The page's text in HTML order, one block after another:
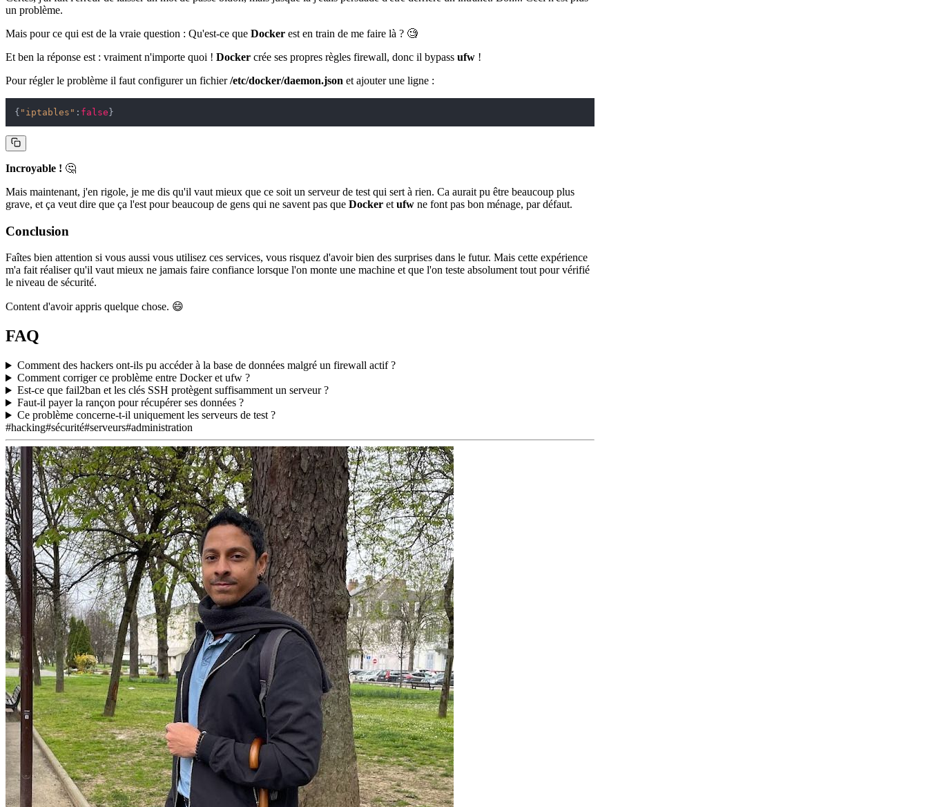
un problème.
Mais pour ce qui est de la vraie question : Qu'est-ce que Docker est en train de me faire là ? 🧐
Et ben la réponse est : vraiment n'importe quoi ! Docker crée ses propres règles firewall, donc il bypass ufw !
Pour régler le problème il faut configurer un fichier/etc/docker/daemon.json et ajouter une ligne :
{ "iptables" : false }
Incroyable ! 🤔
Mais maintenant, j'en rigole, je me dis qu'il vaut mieux que ce soit un serveur de test qui sert à rien. Ca aurait pu être beaucoup plus
grave, et ça veut dire que ça l'est pour beaucoup de gens qui ne savent pas que Docker et ufw ne font pas bon ménage, par défaut.
Conclusion
Faîtes bien attention si vous aussi vous utilisez ces services, vous risquez d'avoir bien des surprises dans le futur. Mais cette expérience
m'a fait réaliser qu'il vaut mieux ne jamais faire confiance lorsque l'on monte une machine et que l'on teste absolument tout pour vérifié
le niveau de sécurité.
Content d'avoir appris quelque chose. 😄
FAQ
Comment des hackers ont-ils pu accéder à la base de données malgré un firewall actif ?
Comment corriger ce problème entre Docker et ufw ?
Est-ce que fail2ban et les clés SSH protègent suffisamment un serveur ?
Faut-il payer la rançon pour récupérer ses données ?
Ce problème concerne-t-il uniquement les serveurs de test ?
#hacking#sécurité#serveurs#administration